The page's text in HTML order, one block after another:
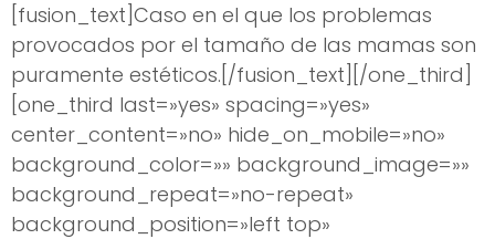
[fusion_text]Caso en el que los problemas
provocados por el tamaño de las mamas son
puramente estéticos.[/fusion_text][/one_third]
[one_third last=»yes» spacing=»yes»
center_content=»no» hide_on_mobile=»no»
background_color=»» background_image=»»
background_repeat=»no-repeat»
background_position=»left top»